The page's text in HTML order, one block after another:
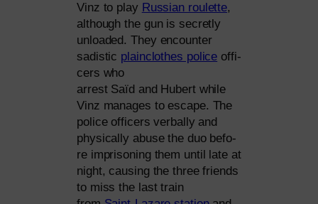
Vinz to play Russian rou­lette,
alt­hough the gun is secret­ly
unloa­ded. They encoun­ter
sadi­stic plain­clo­thes poli­ce offi­
cers who
arrest Saïd and Hubert while
Vinz mana­ges to escape. The
poli­ce offi­cers ver­bal­ly and
phy­si­cal­ly abu­se the duo befo­
re impri­so­ning them until late at
night, caus­ing the three fri­ends
to miss the last train